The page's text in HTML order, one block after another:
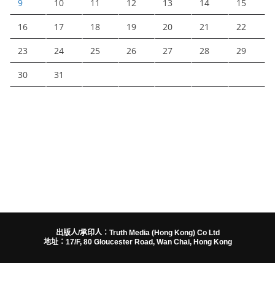
9 10 11 12 13 14 15
16 17 18 19 20 21 22
23 24 25 26 27 28 29
30 31
出版人/承印人：Truth Media (Hong Kong) Co Ltd
地址：17/F, 80 Gloucester Road, Wan Chai, Hong Kong